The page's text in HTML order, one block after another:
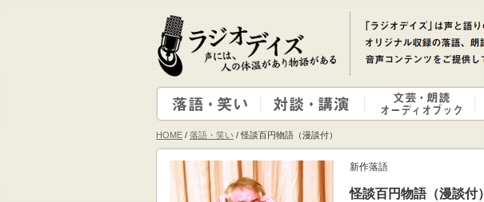
HOME / 落語・笑い / 怪談百円物語（漫談付）
新作落語
怪談百円物語（漫談付）